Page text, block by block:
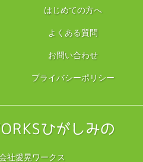
はじめての方へ
よくある質問
お問い合わせ
プライバシーポリシー
社愛晃ワークス